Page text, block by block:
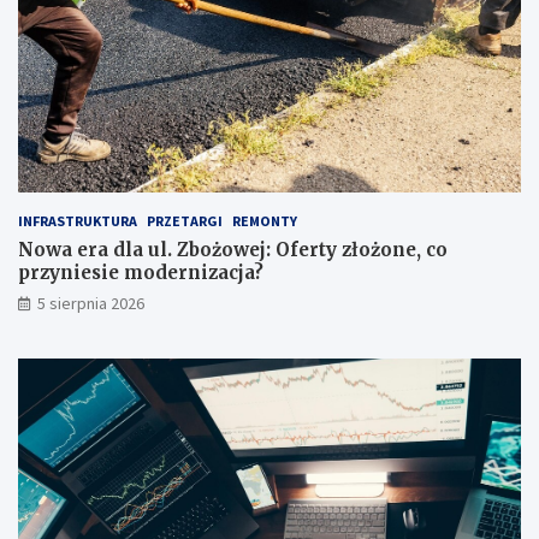
ć
u
w
a
g
ę
p
r
e
d
z
a
p
m
?
n
w
s
p
a
r
c
i
!INFRASTRUKTURA PRZETARGI REMONTY
Nowa era dla ul. Zbożowej: Oferty złożone, co
przyniesie modernizacja?
5 sierpnia 2026